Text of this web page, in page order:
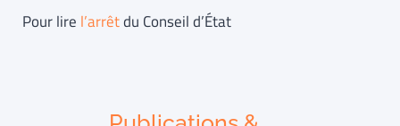
Pour lire l’arrêtdu Conseil d’État